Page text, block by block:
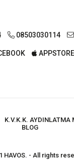
08503030114
APPSTORE
K.V.K.K. AYDINLATMA
BLOG
HAVOS. - All rights